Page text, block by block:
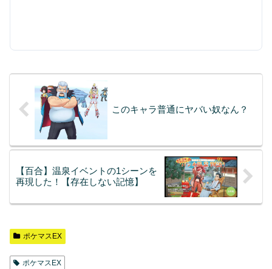
このキャラ普通にヤバい奴なん？
【百合】温泉イベントの1シーンを
再現した！【存在しない記憶】
ポケマスEX
ポケマスEX